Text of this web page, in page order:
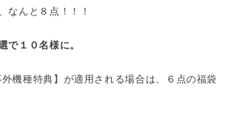
なんと８点！！！
で１０名様に。
機種特典】が適用される場合は、６点の福袋